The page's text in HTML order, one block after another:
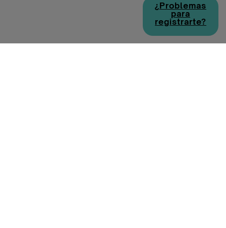
¿Problemas
para
registrarte?